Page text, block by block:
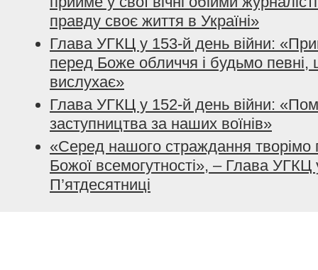
правду своє життя в Україні»
Глава УГКЦ у 153-й день війни:
перед Боже обличчя і будьмо певні,
вислухає»
Глава УГКЦ у 152-й день війни:
заступництва за наших воїнів»
«Серед нашого страждання творімо
Божої всемогутності», – Глава УГКЦ
П’ятдесятниці